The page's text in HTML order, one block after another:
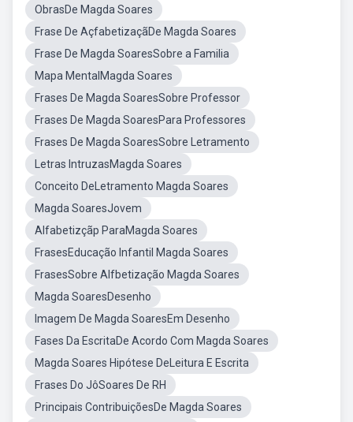
ObrasDe Magda Soares
Frase De AçfabetizaçãDe Magda Soares
Frase De Magda SoaresSobre a Familia
Mapa MentalMagda Soares
Frases De Magda SoaresSobre Professor
Frases De Magda SoaresPara Professores
Frases De Magda SoaresSobre Letramento
Letras IntruzasMagda Soares
Conceito DeLetramento Magda Soares
Magda SoaresJovem
Alfabetizçãp ParaMagda Soares
FrasesEducação Infantil Magda Soares
FrasesSobre Alfbetização Magda Soares
Magda SoaresDesenho
Imagem De Magda SoaresEm Desenho
Fases Da EscritaDe Acordo Com Magda Soares
Magda Soares Hipótese DeLeitura E Escrita
Frases Do JôSoares De RH
Principais ContribuiçõesDe Magda Soares